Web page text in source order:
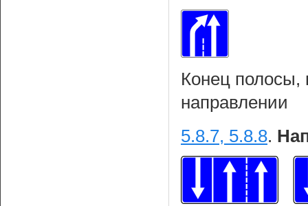
Конец полосы,
направлении
5.8.7, 5.8.8.